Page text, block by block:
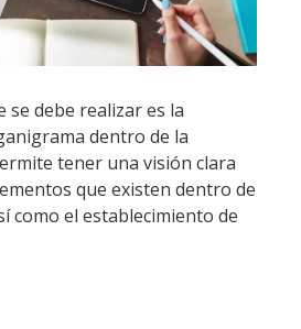
se debe realizar es la
dentro de la
tener una visión clara
que existen dentro de
como el establecimiento de